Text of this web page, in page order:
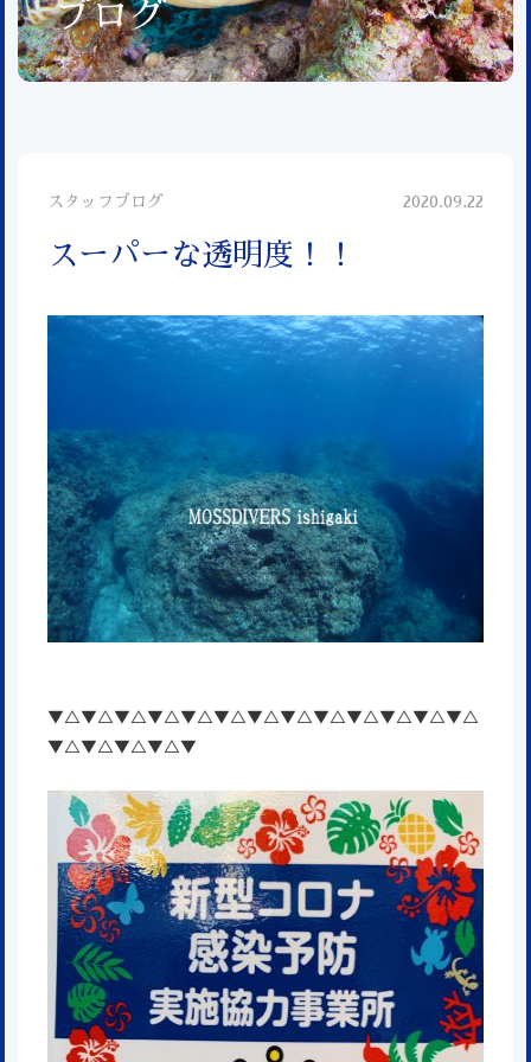
ブログ
スタッフブログ 2020.09.22
スーパーな透明度！！
▼△▼△▼△▼△▼△▼△▼△▼△▼△▼△▼△▼△▼△
▼△▼△▼△▼△▼